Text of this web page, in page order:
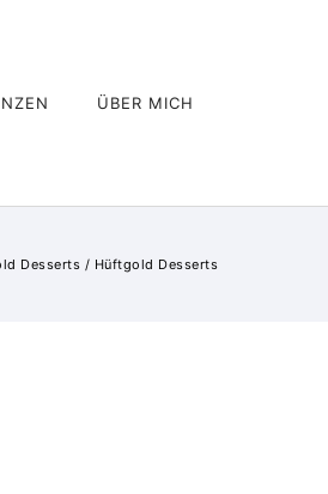
ÜBER MICH
Desserts / Hüftgold Desserts